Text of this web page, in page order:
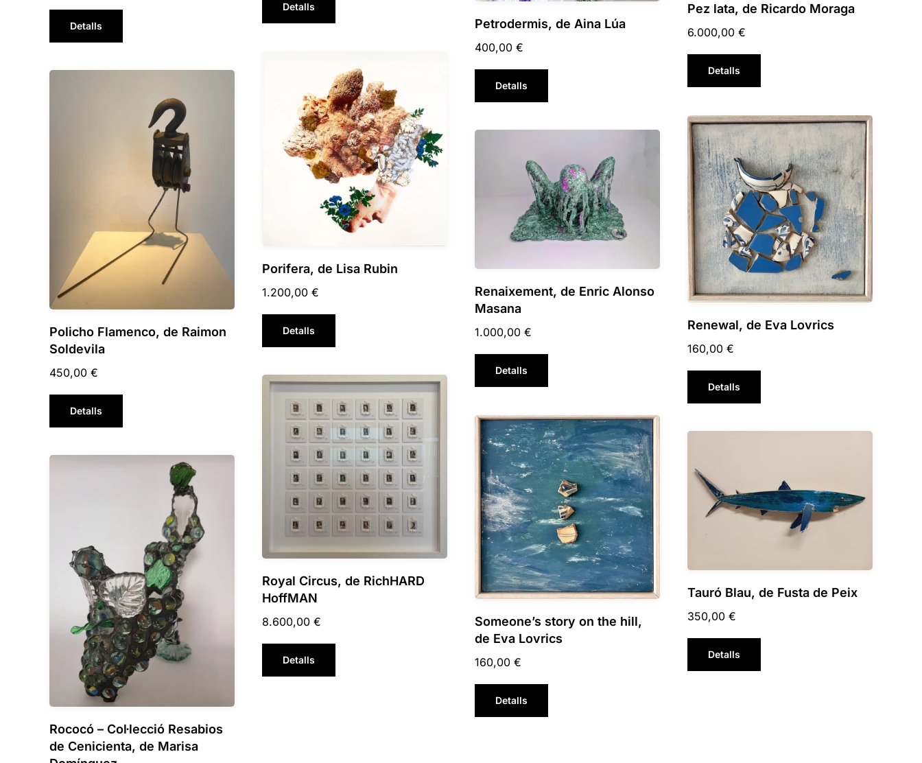
Detalls
Detalls
Petrodermis, de Aina Lúa
400,00 €
Detalls
Pez lata, de Ricardo Moraga
6.000,00 €
Detalls
Policho Flamenco, de Raimon
Soldevila
450,00 €
Detalls
Porifera, de Lisa Rubin
1.200,00 €
Detalls
Renaixement, de Enric Alonso
Masana
1.000,00 €
Detalls
Renewal, de Eva Lovrics
160,00 €
Detalls
Rococó – Col·lecció Resabios
de Cenicienta, de Marisa
Royal Circus, de RichHARD
HoffMAN
8.600,00 €
Detalls
Someone’s story on the hill,
de Eva Lovrics
160,00 €
Detalls
Tauró Blau, de Fusta de Peix
350,00 €
Detalls